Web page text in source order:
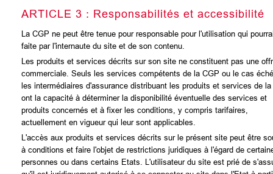
ARTICLE 3 : Responsabilités et accessibilité
La CGP ne peut être tenue pour responsable pour l'utilisation qui
faite par l'internaute du site et de son contenu.
Les produits et services décrits sur son site ne constituent pas une
commerciale. Seuls les services compétents de la CGP ou le cas
les intermédiaires d'assurance distribuant les produits et services de la
ont la capacité à déterminer la disponibilité éventuelle des services et
produits concernés et à fixer les conditions, y compris tarifaires,
actuellement en vigueur qui leur sont applicables.
L'accès aux produits et services décrits sur le présent site peut être
à conditions et faire l'objet de restrictions juridiques à l'égard de
personnes ou dans certains Etats. L'utilisateur du site est prié de